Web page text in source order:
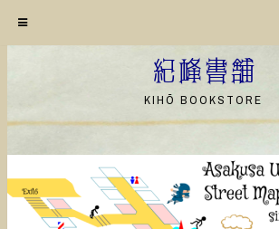
ン
ツ
へ
紀峰書舗
KIHŌ BOOKSTORE